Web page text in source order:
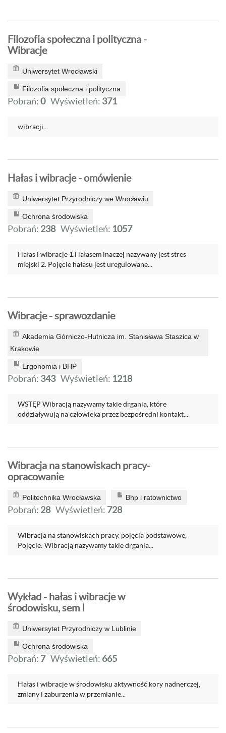
Filozofia społeczna i polityczna -
Wibracje
Uniwersytet Wrocławski
Filozofia społeczna i polityczna
Pobrań:0 Wyświetleń: 371
wibracji...
Hałas i wibracje - omówienie
Uniwersytet Przyrodniczy we Wrocławiu
Ochrona środowiska
Pobrań: 238 Wyświetleń: 1057
Hałas i wibracje 1.Hałasem inaczej nazywany jest stres
miejski 2. Pojęcie hałasu jest uregulowane...
Wibracje - sprawozdanie
Akademia Górniczo-Hutnicza im. Stanisława Staszica w
Krakowie
Ergonomia i BHP
Pobrań: 343 Wyświetleń: 1218
WSTĘP Wibracją nazywamy takie drgania, które
oddziaływują na człowieka przez bezpośredni kontakt...
Wibracja na stanowiskach pracy-
opracowanie
Politechnika Wrocławska Bhp i ratownictwo
Pobrań: 28 Wyświetleń: 728
Wibracja na stanowiskach pracy. pojęcia podstawowe,
Pojęcie: Wibracją nazywamy takie drgania...
Wykład - hałas i wibracje w
środowisku, sem I
Uniwersytet Przyrodniczy w Lublinie
Ochrona środowiska
Pobrań: 7 Wyświetleń: 665
Hałas i wibracje w środowisku aktywność kory nadnerczej,
zmiany i zaburzenia w przemianie...